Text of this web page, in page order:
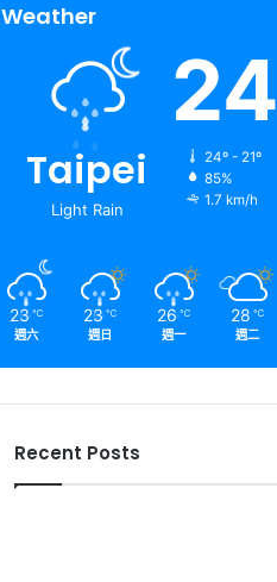
Weather
Taipei
Light Rain
24
24º - 21º
85%
1.7 km/h
23 ℃
週六
23 ℃
週日
26 ℃
週一
28 ℃
週二
Recent Posts